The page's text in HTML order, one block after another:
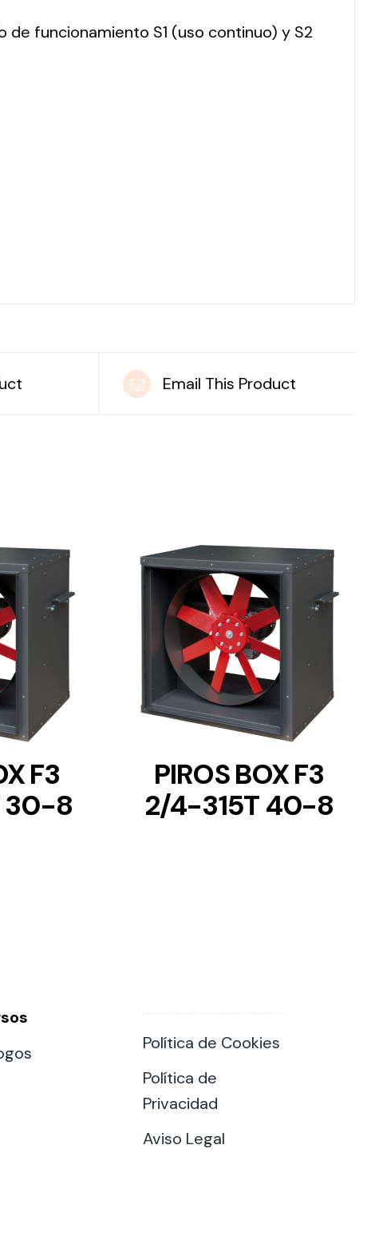
de funcionamiento S1 (uso continuo) y S2
Email This Product
F3
30-8
DETAILS
PIROS BOX F3
2/4-315T 40-8
Política de Cookies
Política de
Privacidad
Aviso Legal